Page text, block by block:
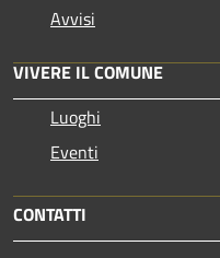
Avvisi
VIVERE IL COMUNE
Luoghi
Eventi
CONTATTI